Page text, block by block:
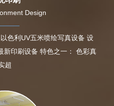
Design
色利UV五米喷绘写真设备 设
新印刷设备 特色之一： 色彩真
超